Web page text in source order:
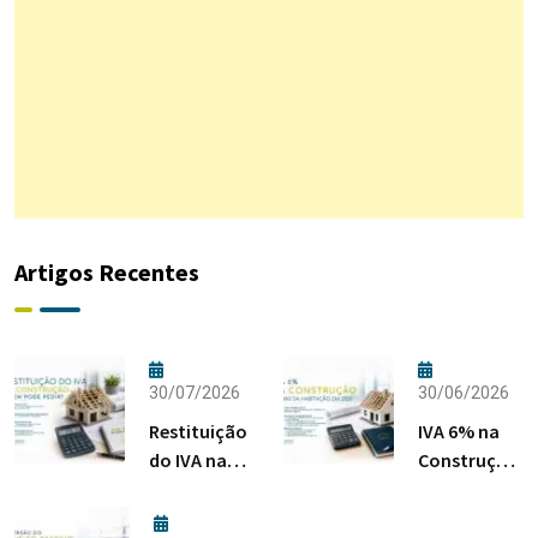
Artigos Recentes
30/07/2026
Restituição
do IVA na
Quem Pode
30/06/2026
IVA 6% na
Construção: